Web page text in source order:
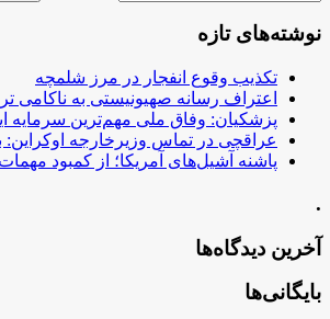
نوشته‌های تازه
تکذیب وقوع انفجار در مرز شلمچه
اعتراف رسانه صهیونیستی به ناکامی
پزشکیان: وفاق ملی مهم‌ترین سرمایه
عراقچی در تماس وزیرخارجه اوکراین:
پاشنه آشیل‌های آمریکا؛ از کمبود
.
آخرین دیدگاه‌ها
بایگانی‌ها